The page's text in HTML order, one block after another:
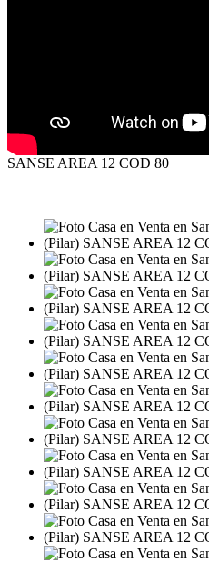
SANSE AREA 12 COD 80